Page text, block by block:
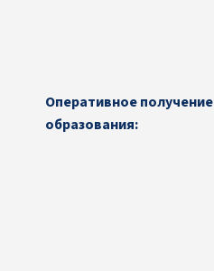
Оперативное получение
образования: